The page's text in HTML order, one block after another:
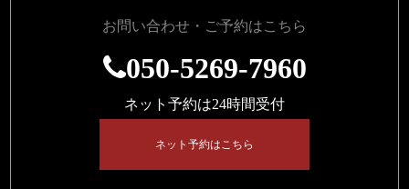
お問い合わせ・ご予約はこちら
050-5269-7960
ネット予約は24時間受付
ネット予約はこちら